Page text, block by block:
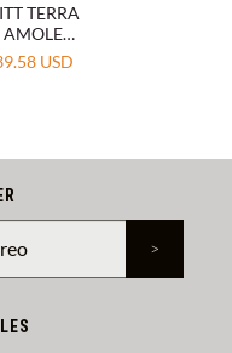
TERRA
AMOLED
USD